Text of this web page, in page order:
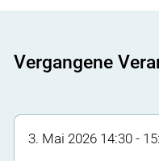
Vergangene
3. Mai 2026 14:30 -